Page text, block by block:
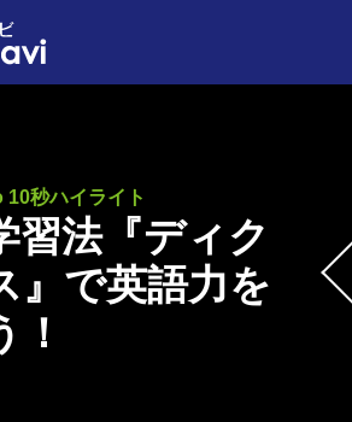
秒ハイライト
習法『ディク
』で英語力を
！